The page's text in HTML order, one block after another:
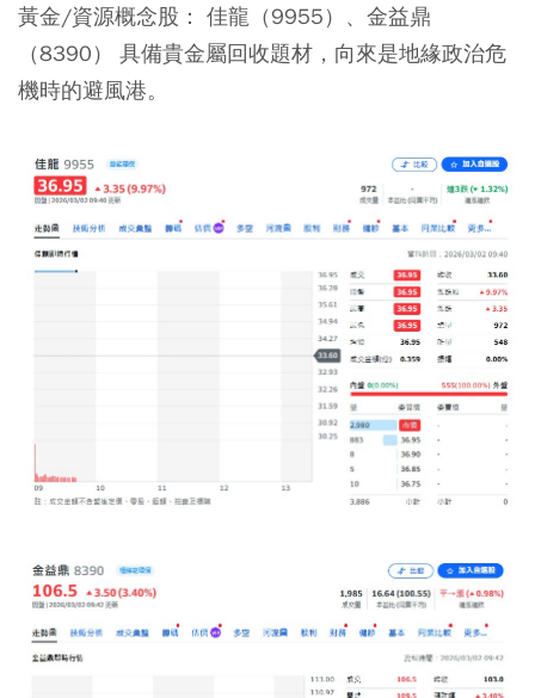
黃金/資源概念股： 佳龍（9955）、金益鼎
（8390） 具備貴金屬回收題材，向來是地緣政治危
機時的避風港。